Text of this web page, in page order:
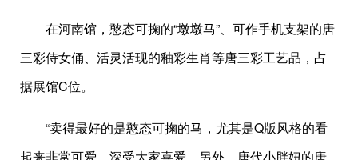
在河南馆，憨态可掬的“墩墩马”、可作手机支架的唐
三彩侍女俑、活灵活现的釉彩生肖等唐三彩工艺品，占
据展馆C位。
“卖得最好的是憨态可掬的马，尤其是Q版风格的看